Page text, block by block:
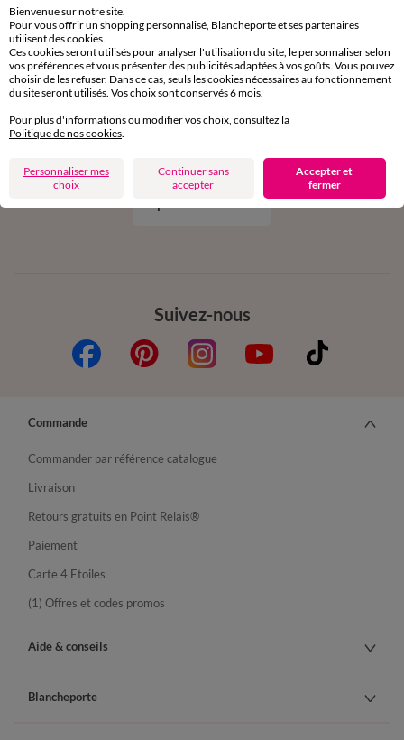
Suivez-nous
Téléchargez l’application
Commande
Commander par référence catalogue
Livraison
Retours gratuits en Point Relais®
Paiement
Carte 4 Etoiles
(1) Offres et codes promos
Aide & conseils
Blancheporte
Bienvenue sur notre site.
Pour vous offrir un shopping personnalisé, Blancheporte et ses partenaires
utilisent des cookies.
Ces cookies seront utilisés pour analyser l'utilisation du site, le personnaliser selon
vos préférences et vous présenter des publicités adaptées à vos goûts. Vous pouvez
choisir de les refuser. Dans ce cas, seuls les cookies nécessaires au fonctionnement
du site seront utilisés. Vos choix sont conservés 6 mois.
Pour plus d'informations ou modifier vos choix, consultez la
Politique de nos cookies
Personnaliser mes
choix
Continuer sans
accepter
Accepter et
fermer